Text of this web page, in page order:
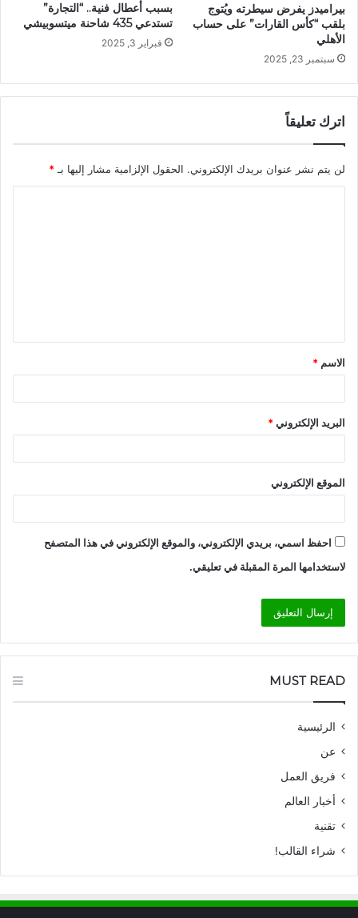
بيراميدز يفرض سيطرته ويُتوج
بلقب “كأس القارات” على حساب
الأهلي
سبتمبر 23, 2025
بسبب أعطال فنية.. “التجارة”
تستدعي 435 شاحنة ميتسوبيشي
فبراير 3, 2025
اترك تعليقاً
لن يتم نشر عنوان بريدك الإلكتروني. الحقول الإلزامية مشار إليها بـ *
ق
*
الاسم *
البريد الإلكتروني*
الموقع الإلكتروني
احفظ اسمي، بريدي الإلكتروني، والموقع الإلكتروني في هذا المتصفح
لاستخدامها المرة المقبلة في تعليقي.
MUST READ
الرئيسية
عن
فريق العمل
أخبار العالم
تقنية
شراء القالب!